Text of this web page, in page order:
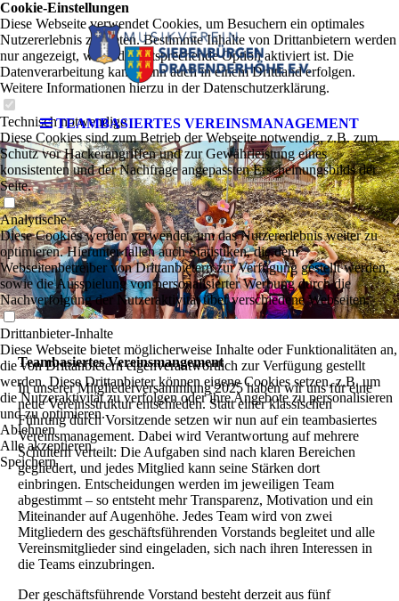
TEAMBASIERTES VEREINSMANAGEMENT
Teambasiertes Vereinsmangement
In unserer Mitgliederversammlung 2025 haben wir uns für eine
neue Vereinsstruktur entschieden. Statt einer klassischen
Führung durch Vorsitzende setzen wir nun auf ein teambasiertes
Vereinsmanagement. Dabei wird Verantwortung auf mehrere
Schultern verteilt: Die Aufgaben sind nach klaren Bereichen
gegliedert, und jedes Mitglied kann seine Stärken dort
einbringen. Entscheidungen werden im jeweiligen Team
abgestimmt – so entsteht mehr Transparenz, Motivation und ein
Miteinander auf Augenhöhe. Jedes Team wird von zwei
Mitgliedern des geschäftsführenden Vorstands begleitet und alle
Vereinsmitglieder sind eingeladen, sich nach ihren Interessen in
die Teams einzubringen.
Der geschäftsführende Vorstand besteht derzeit aus fünf
Cookie-Einstellungen
Diese Webseite verwendet Cookies, um Besuchern ein optimales
Nutzererlebnis zu bieten. Bestimmte Inhalte von Drittanbietern werden
nur angezeigt, wenn die entsprechende Option aktiviert ist. Die
Datenverarbeitung kann dann auch in einem Drittland erfolgen.
Weitere Informationen hierzu in der Datenschutzerklärung.
Technisch notwendige
Diese Cookies sind zum Betrieb der Webseite notwendig, z.B. zum
Schutz vor Hackerangriffen und zur Gewährleistung eines
konsistenten und der Nachfrage angepassten Erscheinungsbilds der
Seite.
Analytische
Diese Cookies werden verwendet, um das Nutzererlebnis weiter zu
optimieren. Hierunter fallen auch Statistiken, die dem
Webseitenbetreiber von Drittanbietern zur Verfügung gestellt werden,
sowie die Ausspielung von personalisierter Werbung durch die
Nachverfolgung der Nutzeraktivität über verschiedene Webseiten.
Drittanbieter-Inhalte
Diese Webseite bietet möglicherweise Inhalte oder Funktionalitäten an,
die von Drittanbietern eigenverantwortlich zur Verfügung gestellt
werden. Diese Drittanbieter können eigene Cookies setzen, z.B. um
die Nutzeraktivität zu verfolgen oder ihre Angebote zu personalisieren
und zu optimieren.
Ablehnen
Alle akzeptieren
Speichern